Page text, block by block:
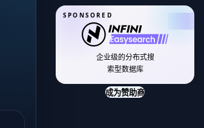
SPONSORED
企业级的分布式搜
索型数据库
成为赞助商